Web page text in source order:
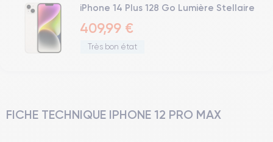
iPhone 14 Plus 128 Go Lumière Stellaire
409,99 €
Très bon état
FICHE TECHNIQUE IPHONE 12 PRO MAX